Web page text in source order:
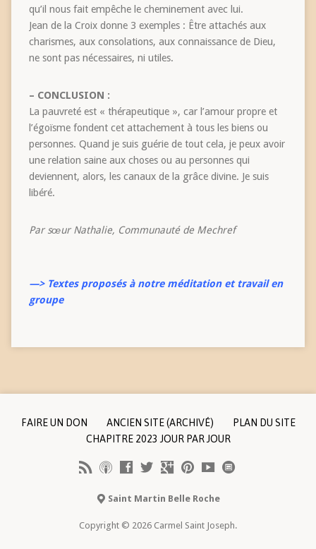
qu’il nous fait empêche le cheminement avec lui.
Jean de la Croix donne 3 exemples : Être attachés aux
charismes, aux consolations, aux connaissance de Dieu,
ne sont pas nécessaires, ni utiles.
– CONCLUSION :
La pauvreté est « thérapeutique », car l’amour propre et
l’égoïsme fondent cet attachement à tous les biens ou
personnes. Quand je suis guérie de tout cela, je peux avoir
une relation saine aux choses ou au personnes qui
deviennent, alors, les canaux de la grâce divine. Je suis
libéré.
Par sœur Nathalie, Communauté de Mechref
—> Textes proposés à notre méditation et travail en
groupe
FAIRE UN DON ANCIEN SITE (ARCHIVÉ)
PLAN DU SITE
CHAPITRE 2023 JOUR PAR JOUR
Saint Martin Belle Roche
Copyright © 2026 Carmel Saint Joseph.